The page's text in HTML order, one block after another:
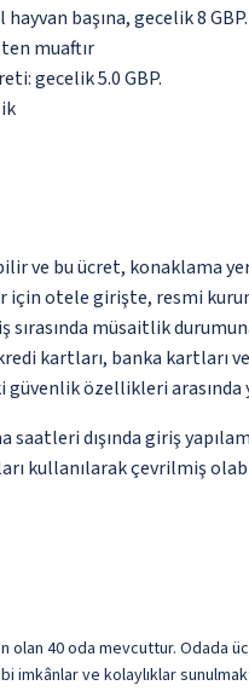
başına, gecelik 8 GBP.
muaftır
gecelik 5.0 GBP.
ve bu ücret, konaklama
için otele girişte, resmi
müsaitlik
kartları, banka kartları
özellikleri
saatleri dışında giriş
kullanılarak çevrilmiş
olan 40 oda mevcuttur. Odada
imkânlar ve kolaylıklar